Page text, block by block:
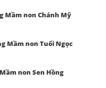
Mầm non Chánh Mỹ
Mầm non Tuổi Ngọc
non Sen Hồng